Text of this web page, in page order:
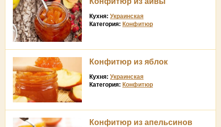
Кухня: Украинская
Категория: Конфитюр
Конфитюр из яблок
Кухня: Украинская
Категория: Конфитюр
Конфитюр из апельсинов